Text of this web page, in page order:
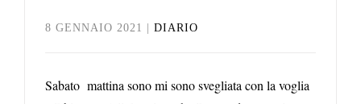
8 GENNAIO 2021 DIARIO
Sabato mattina sono mi sono svegliata con la voglia